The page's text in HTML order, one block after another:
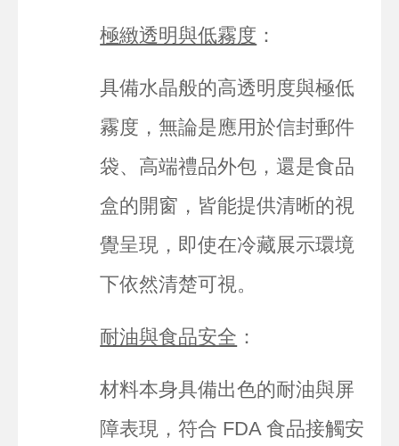
極緻透明與低霧度 ：
具備水晶般的高透明度與極低
霧度，無論是應用於信封郵件
袋、高端禮品外包，還是食品
盒的開窗，皆能提供清晰的視
覺呈現，即使在冷藏展示環境
下依然清楚可視。
耐油與食品安全 ：
材料本身具備出色的耐油與屏
障表現，符合 FDA 食品接觸安